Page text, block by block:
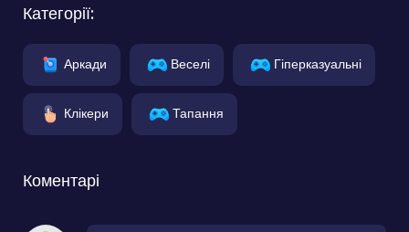
Категорії:
Аркади Веселі Гіперказуальні
Клікери Тапання
Коментарі